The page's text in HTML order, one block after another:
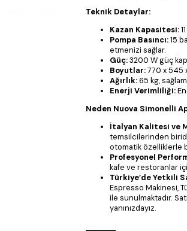
Teknik Detaylar:
Kazan Kapasitesi:
Pompa Basıncı:15
etmenizi sağlar.
Güç:3200 W güç
Boyutlar:770 x 545
Ağırlık:65 kg,
Enerji Verimliliği:
Neden Nuova Simonelli
İtalyan Kalitesi ve
temsilcilerinden
otomatik özelliklerle
Profesyonel
kafe ve restoranlar
Türkiye’de Yetkili
Espresso Makinesi,
ile sunulmaktadır.
yanınızdayız.